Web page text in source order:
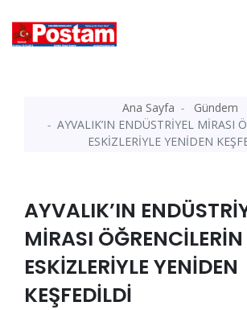
Ana Sayfa
Gündem
AYVALIK’IN ENDÜSTRİYEL MİRASI
ESKİZLERİYLE YENİDEN
AYVALIK’IN
MİRASI ÖĞRENCİLERİN
ESKİZLERİYLE YENİDEN
KEŞFEDİLDİ